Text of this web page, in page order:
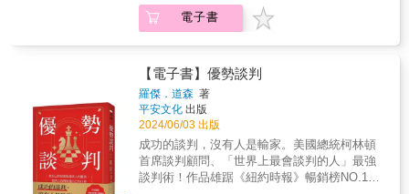
溝通風格與技巧。提升解決問題的能力。& &3.
學會技巧觀看電影並將角色之間的溝通方式應
用到現實生活中的談判或溝通場景。透過娛樂
方式學習溝通技巧。可模仿和應用在實際工作
或生活情境中。提供新的思維角度和解決問題
的方法。&4.自我調整嘗試模仿電影中不同角色
的溝通或談判風格，從中學習調整自己的表達
方式與技巧。&&提高自我意識和自我調整能
力。學習在不同情境使用不同的談判溝通策
略。增進自我情緒管理能力。&5.團體建立與團
隊或夥伴一起觀看電影，共同討論角色之間的
這些技巧。&4.豐富的趣味元素和引人入勝的故
事讓讀者在閱讀的過程中感到愉快和興奮，提
值觀包括：同理、傾聽、尊重、公平、合作、
讓步&hellip;&hellip;等，對於建立良好的溝通關
係，取得成功的談判結果，至關重要。&「看電
影學溝通談判」的七大優勢1.激發潛能聚焦於
觀察、理解和分析電影角色之間的互動，尋找
啟發、創意與靈感。提高對話技巧及增進人際
關係。學習從不同角度看待問題。增進同理心
各地艱難的衝突中有所突破的人，可依此鍛鍊
可能性心態與想法，學會啟動、運用我們與生
俱來的9種超能力。 勝利第一階 運用暫停、聚
焦、拉遠的能力，走上包廂 積極主動創造空
間，綜觀全局，從洞悉對方基本需求，拿下關
鍵第一步 勝利第二階 運用傾聽、創造、吸引的
能力，搭建黃金橋 換位思考，屏棄贏者全拿，
尋求雙贏，讓僵局走向更易化解的局面 勝利第
三階 運用主持、協助、群體行動的能力，引入
第三方 從把人排除到兼容，從「我不能」到
「我可以」，組成功聯盟，創造三贏的整體效
│如何選地點│ 人心是浮動的，因此要盡量在讓
對方不容易落跑的地方進行談判。沒辦法轉身
碼。 實用的QA集錦 升級你的談判即戰力 第1
章 坐上談判桌之前要知道的事 ．談判到底可
不可能雙贏？ ．談判有沒有底線？什麼是贏與
利的標準？&hellip;&hellip; 第2章 生活中的談
判，無所不在 ．跳槽、辭職、求職的談判關鍵
為何？ ．非買到不可！避免落入弱勢的談判關
鍵？&hellip;&hellip; 第3章 談判桌上的攻防技
巧 ．談判出牌，用什麼句型最有效？ ．如何破
也是一種無形的談判。談判權威劉必榮教授，
在這本書中以豐富的情境和QA，帶你釐清談判
的目的，掌握雙方的心理攻防，制定戰略，見
招拆招，帶你贏，更帶你得利。 │關於雙贏│
雙贏的真義是大家都感覺自己得到了一點東
西，雙方都覺得自己是贏家，這才是最好的結
果。若雙贏等於均分，那何必學談判呢？學數
學就好了！ │關於底線│ 底線是畫在沙灘上
的，不是刻在石頭上的。與其拚命想探知對方
的底線，想辦法砍到底線，倒不如用更多資訊
說服對方，讓對方自己願意調整底線。 │如何
的架構、理論和策略，當進行實際談判時，所
有的模式都可能會發生變化，因為在談判領域
認為這是一種競爭過程，各方都試圖將自己的
利益最大化，或是採取「各讓一步」的妥協解
決方案。過去幾十年來，許多不同學科都對談
判進行了研究，為人們提供許多新流程來解決
彼此的分歧和問題&mdash;&mdash;調停、建
立共識、修復式正義、真相與和解委員會
&hellip;&hellip;，讓人們自行選擇採取何種有效
方式來協商談判。 & 打開牛津大學出版社最受
電子書
【電子書】優勢談判
羅傑．道森 著
平安文化 出版
2024/06/03 出版
成功的談判，沒有人是輸家。美國總統柯林頓
首席談判顧問、「世界上最會談判的人」最強
談判術！作品雄踞《紐約時報》暢銷榜NO.1長